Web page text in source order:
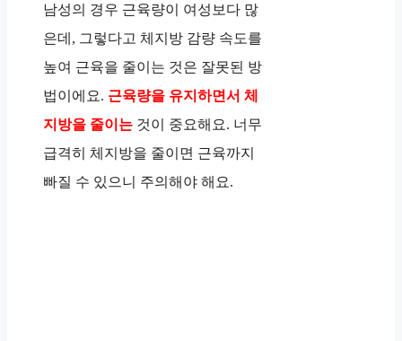
남성의 경우 근육량이 여성보다 많
은데, 그렇다고 체지방 감량 속도를
높여 근육을 줄이는 것은 잘못된 방
법이에요. 근육량을 유지하면서 체
지방을 줄이는 것이 중요해요. 너무
급격히 체지방을 줄이면 근육까지
빠질 수 있으니 주의해야 해요.